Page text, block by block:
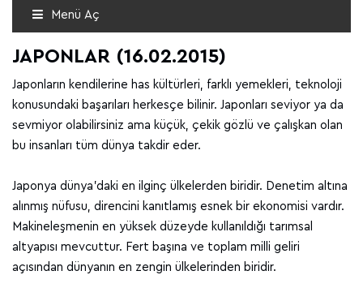
Menü Aç
JAPONLAR (16.02.2015)
Japonların kendilerine has kültürleri, farklı yemekleri, teknoloji
konusundaki başarıları herkesçe bilinir. Japonları seviyor ya da
sevmiyor olabilirsiniz ama küçük, çekik gözlü ve çalışkan olan
bu insanları tüm dünya takdir eder.
Japonya dünya’daki en ilginç ülkelerden biridir. Denetim altına
alınmış nüfusu, direncini kanıtlamış esnek bir ekonomisi vardır.
Makineleşmenin en yüksek düzeyde kullanıldığı tarımsal
altyapısı mevcuttur. Fert başına ve toplam milli geliri
açısından dünyanın en zengin ülkelerinden biridir.